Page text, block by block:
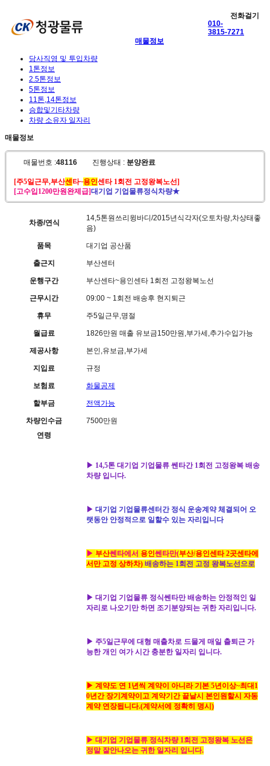
전화걸기
010-
3815-7271
매물정보
당사직영 및 투입차량
1톤정보
2.5톤정보
5톤정보
11톤,14톤정보
승합및기타차량
차량 소유자 일자리
매물정보
매물번호 :48116 진행상태 : 분양완료
[주5일근무,부산센타~용인센타 1회전 고정왕복노선]
[고수입1200만원완제급]대기업 기업물류정식차량★
차종/연식
14,5톤원쓰리윙바디/2015년식각자(오토차량,차상태좋
음)
품목 대기업 공산품
출근지 부산센터
운행구간 부산센타~용인센타 1회전 고정왕복노선
근무시간 09:00 ~ 1회전 배송후 현지퇴근
휴무 주5일근무,명절
월급료 1826만원 매출 유보금150만원,부가세,추가수입가능
제공사항 본인,유보금,부가세
지입료 규정
보험료 화물공제
할부금 전액가능
차량인수금
7500만원
연령
▶ 14,5톤 대기업 기업물류 쎈타간 1회전 고정왕복 배송
차량 입니다.
▶ 대기업 기업물류센터간 정식 운송계약 체결되어 오
랫동안 안정적으로 일할수 있는 자리입니다
▶ 부산쎈타에서 용인쎈타만(부산/용인센타 2곳센타에
서만 고정 상하차) 배송하는 1회전 고정 왕복노선으로
▶ 대기업 기업물류 정식쎈타만 배송하는 안정적인 일
자리로 나오기만 하면 조기분양되는 귀한 자리입니다.
▶ 주5일근무에 대형 매출차로 드물게 매일 출퇴근 가
능한 개인 여가 시간 충분한 일자리 입니다.
▶ 계약도 연 1년씩 계약이 아니라기본 5년이상~최대1
0년간장기계약이고 계약기간 끝날시 본인원할시 자동
계약 연장됩니다.(계약서에 정확히 명시)
▶ 대기업 기업물류 정식차량 1회전 고정왕복 노선은
정말 잘안나오는 귀한 일자리 입니다.